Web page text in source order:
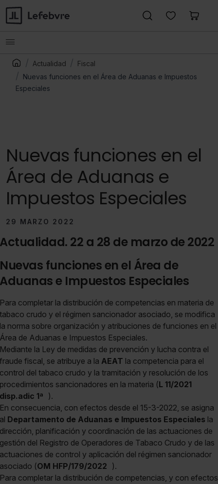
Actualidad
Fiscal
Nuevas funciones en el Área de Aduanas e Impuestos
Especiales
Nuevas funciones en el
Área de Aduanas e
Impuestos Especiales
29 MARZO 2022
Actualidad. 22 a 28 de marzo de 2022
Nuevas funciones en el Área de
Aduanas e Impuestos Especiales
Para completar la distribución de competencias en materia de
tabaco crudo y el régimen sancionador asociado, se modifica
la norma sobre organización y atribuciones de funciones en el
Área de Aduanas e Impuestos Especiales.
Mediante la Ley de medidas de prevención y lucha contra el
fraude fiscal, se atribuye a la AEAT la competencia para el
control del tabaco crudo y la tramitación y resolución de los
procedimientos sancionadores en la materia (L 11/2021
disp.adic 1ª ).
En consecuencia, con efectos desde el 15-3-2022, se asigna
al Departamento de Aduanas e Impuestos Especiales la
dirección, planificación y coordinación de las actuaciones de
gestión del Registro de Operadores de Tabaco Crudo y de las
actuaciones de control y aplicación del régimen sancionador
asociado (OM HFP/179/2022 ).
Para completar la distribución de competencias, y con efectos